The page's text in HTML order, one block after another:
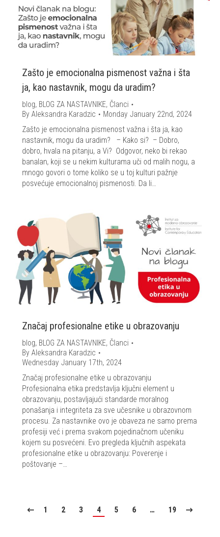
Zašto je emocionalna pismenost važna i šta
ja, kao nastavnik, mogu da uradim?
blog, BLOG ZA NASTAVNIKE, Članci
By Aleksandra Karadzic
Monday January 22nd, 2024
Zašto je emocionalna pismenost važna i šta ja, kao
nastavnik, mogu da uradim? – Kako si? – Dobro,
dobro, hvala na pitanju, a Vi? Odgovor, neko bi rekao
banalan, koji se u nekim kulturama uči od malih nogu, a
mnogo govori o tome koliko se u toj kulturi pažnje
posvećuje emocionalnoj pismenosti. Da li…
Značaj profesionalne etike u obrazovanju
blog, BLOG ZA NASTAVNIKE, Članci
By Aleksandra Karadzic
Wednesday January 17th, 2024
Značaj profesionalne etike u obrazovanju
Profesionalna etika predstavlja ključni element u
obrazovanju, postavljajući standarde moralnog
ponašanja i integriteta za sve učesnike u obrazovnom
procesu. Za nastavnike ovo je obaveza ne samo prema
profesiji već i prema svakom pojedinačnom učeniku
kojem su posvećeni. Evo pregleda ključnih aspekata
profesionalne etike u obrazovanju: Poverenje i
poštovanje –…
1 2 3 4 5 6 … 19